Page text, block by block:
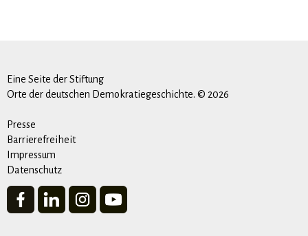
Eine Seite der Stiftung
Orte der deutschen Demokratiegeschichte. © 2026
Presse
Barrierefreiheit
Impressum
Datenschutz